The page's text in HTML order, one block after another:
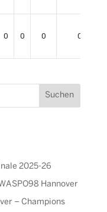
0 0 0 0
2025-26
Hannover
– Champions